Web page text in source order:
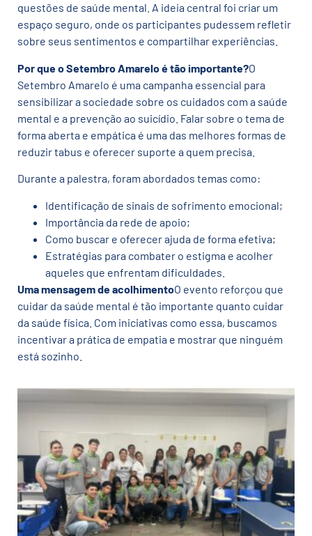
questões de saúde mental. A ideia central foi criar um
espaço seguro, onde os participantes pudessem refletir
sobre seus sentimentos e compartilhar experiências.
Por que o Setembro Amarelo é tão importante?O
Setembro Amarelo é uma campanha essencial para
sensibilizar a sociedade sobre os cuidados com a saúde
mental e a prevenção ao suicídio. Falar sobre o tema de
forma aberta e empática é uma das melhores formas de
reduzir tabus e oferecer suporte a quem precisa.
Durante a palestra, foram abordados temas como:
Identificação de sinais de sofrimento emocional;
Importância da rede de apoio;
Como buscar e oferecer ajuda de forma efetiva;
Estratégias para combater o estigma e acolher
aqueles que enfrentam dificuldades.
Uma mensagem de acolhimentoO evento reforçou que
cuidar da saúde mental é tão importante quanto cuidar
da saúde física. Com iniciativas como essa, buscamos
incentivar a prática de empatia e mostrar que ninguém
está sozinho.